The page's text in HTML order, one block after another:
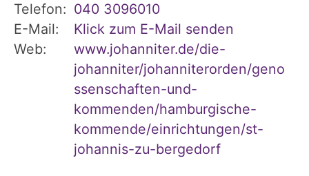
Telefon: 040 3096010
E-Mail:
Klick zum E-Mail senden
Web:
www.johanniter.de/die-
johanniter/johanniterorden/geno
ssenschaften-und-
kommenden/hamburgische-
kommende/einrichtungen/st-
johannis-zu-bergedorf